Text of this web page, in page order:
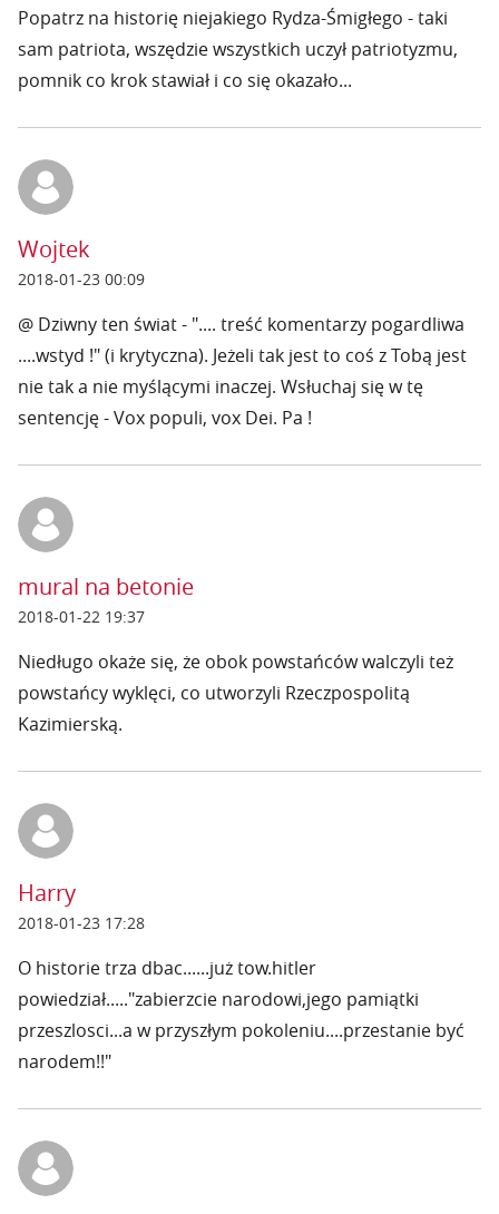
Popatrz na historię niejakiego Rydza-Śmigłego - taki
sam patriota, wszędzie wszystkich uczył patriotyzmu,
pomnik co krok stawiał i co się okazało...
Wojtek
2018-01-23 00:09
@ Dziwny ten świat - ".... treść komentarzy pogardliwa
....wstyd !" (i krytyczna). Jeżeli tak jest to coś z Tobą jest
nie tak a nie myślącymi inaczej. Wsłuchaj się w tę
sentencję - Vox populi, vox Dei. Pa !
mural na betonie
2018-01-22 19:37
Niedługo okaże się, że obok powstańców walczyli też
powstańcy wyklęci, co utworzyli Rzeczpospolitą
Kazimierską.
Harry
2018-01-23 17:28
O historie trza dbac......już tow.hitler
powiedział....."zabierzcie narodowi,jego pamiątki
przeszlosci...a w przyszłym pokoleniu....przestanie być
narodem!!"